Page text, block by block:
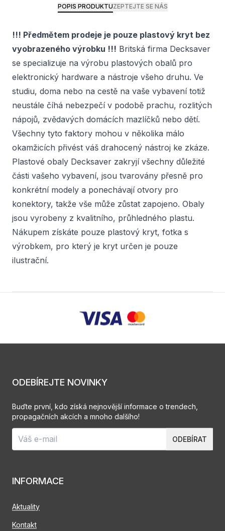
POPIS PRODUKTUZEPTEJTE SE NÁS
!!! Předmětem prodeje je pouze plastový kryt bez
vyobrazeného výrobku !!! Britská firma Decksaver
se specializuje na výrobu plastových obalů pro
elektronický hardware a nástroje všeho druhu. Ve
studiu, doma nebo na cestě na vaše vybavení totiž
neustále číhá nebezpečí v podobě prachu, rozlitých
nápojů, zvědavých domácích mazlíčků nebo dětí.
Všechny tyto faktory mohou v několika málo
okamžicích přivést váš drahocený nástroj ke zkáze.
Plastové obaly Decksaver zakryjí všechny důležité
části vašeho vybavení, jsou tvarovány přesně pro
konkrétní modely a ponechávají otvory pro
konektory, takže vše může zůstat zapojeno. Obaly
jsou vyrobeny z kvalitního, průhledného plastu.
Nákupem získáte pouze plastový kryt, fotka s
výrobkem, pro který je kryt určen je pouze
ilustrační.
INFORMACE
Aktuality
Kontakt
ODEBÍREJTE NOVINKY
Buďte první, kdo získá nejnovější informace o trendech,
propagačních akcích a mnoho dalšího!
ODEBÍRAT